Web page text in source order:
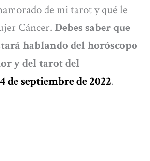
de mi tarot y qué le
Cáncer.Debes saber que
hablando del horóscopo
y del tarot del
4 de septiembre de 2022.